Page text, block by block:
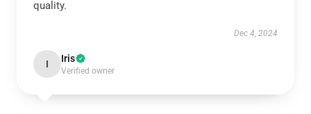
quality.
Dec 4, 2024
I Iris
Verified owner